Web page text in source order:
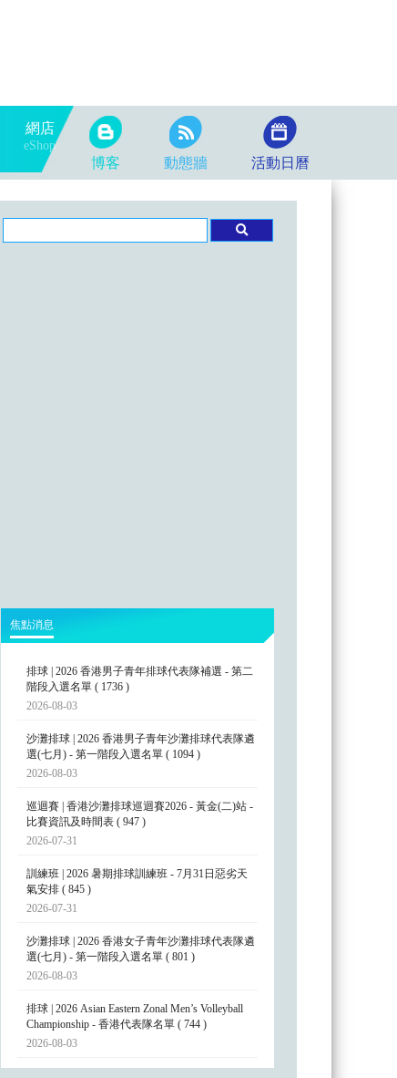
網店
eShop
博客 動態牆 活動日曆
焦點消息
排球 | 2026 香港男子青年排球代表隊補選 - 第二
階段入選名單 ( 1736 )
2026-08-03
沙灘排球 | 2026 香港男子青年沙灘排球代表隊遴
選(七月) - 第一階段入選名單 ( 1094 )
2026-08-03
巡迴賽 | 香港沙灘排球巡迴賽2026 - 黃金(二)站 -
比賽資訊及時間表 ( 947 )
2026-07-31
訓練班 | 2026 暑期排球訓練班 - 7月31日惡劣天
氣安排 ( 845 )
2026-07-31
沙灘排球 | 2026 香港女子青年沙灘排球代表隊遴
選(七月) - 第一階段入選名單 ( 801 )
2026-08-03
排球 | 2026 Asian Eastern Zonal Men’s Volleyball
Championship - 香港代表隊名單 ( 744 )
2026-08-03